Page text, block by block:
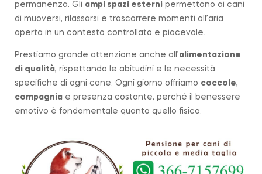
permanenza. Gli ampi spazi esterni permettono ai cani
di muoversi, rilassarsi e trascorrere momenti all’aria
aperta in un contesto controllato e piacevole.
Prestiamo grande attenzione anche all’alimentazione
di qualità, rispettando le abitudini e le necessità
specifiche di ogni cane. Ogni giorno offriamo coccole,
compagnia e presenza costante, perché il benessere
emotivo è fondamentale quanto quello fisico.